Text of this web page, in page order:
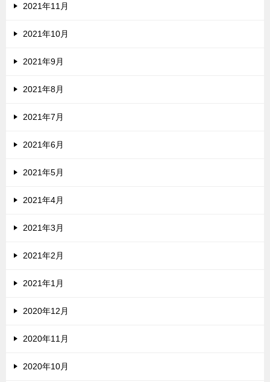
2021年11月
2021年10月
2021年9月
2021年8月
2021年7月
2021年6月
2021年5月
2021年4月
2021年3月
2021年2月
2021年1月
2020年12月
2020年11月
2020年10月